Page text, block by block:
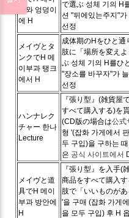
부와 엉덩이
에 H
で選ぶ 성체 기의 H
션 "뒤에있는주지"
선정
メイヴとタ
ンクでH 메
이부과 탱크
에서 H
成体期のHをひと通
肢に「場所を変え
ぶ 성체 기의 H를ひ
"장소를 바꾸자"가
선정
ハンナレク
チャー 한나
Lecture
『張り型』(雑貨屋
すべて購入する)を
(CD版の場合は公式
형 '(잡화 가게에서
두 구입)을 구하는
은 공식 사이트에서
メイヴと道
具でH 메이
부과 방안에
H
『張り型』を入手(
商品をすべて購入
肢で「いいものが
'을 구매 (잡화 가게
을 모두 구입) 후 H